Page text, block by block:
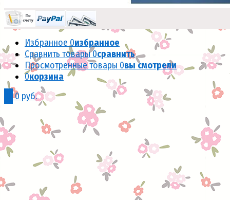
Избранное 0избранное
Сравнить товары0сравнить
Просмотренные товары 0вы смотрели
0корзина
0 руб.